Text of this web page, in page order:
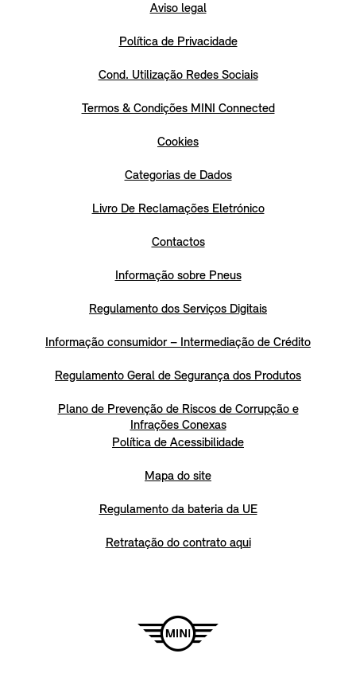
Aviso legal
Política de Privacidade
Cond. Utilização Redes Sociais
Termos & Condições MINI Connected
Cookies
Categorias de Dados
Livro De Reclamações Eletrónico
Contactos
Informação sobre Pneus
Regulamento dos Serviços Digitais
Informação consumidor – Intermediação de Crédito
Regulamento Geral de Segurança dos Produtos
Plano de Prevenção de Riscos de Corrupção e
Infrações Conexas
Política de Acessibilidade
Mapa do site
Regulamento da bateria da UE
Retratação do contrato aqui